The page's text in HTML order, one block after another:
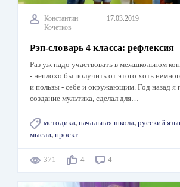
Константин
Кочетков
17.03.2019
Рэп-словарь 4 класса: рефлексия
Раз уж надо участвовать в межшкольном
- неплохо бы получить от этого хоть
и пользы - себе и окружающим. Год назад я
создание мультика, сделал для…
методика, начальная школа, русский
мысли, проект
371 4 4